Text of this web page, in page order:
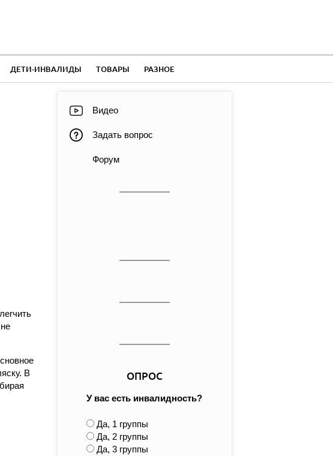
ДЕТИ-ИНВАЛИДЫ ТОВАРЫ РАЗНОЕ
В
Видео
Задать вопрос
Форум
ОПРОС
У вас есть инвалидность?
В
а
р
Да, 1 группы
Да, 2 группы
Да, 3 группы